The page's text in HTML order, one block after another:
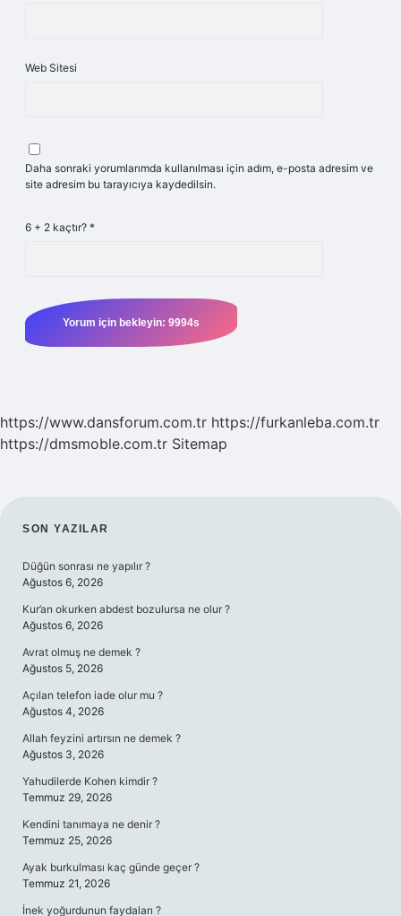
Web Sitesi
Daha sonraki yorumlarımda kullanılması için adım, e-posta adresim ve
site adresim bu tarayıcıya kaydedilsin.
6 + 2 kaçtır? *
https://www.dansforum.com.tr https://furkanleba.com.tr
https://dmsmoble.com.tr Sitemap
SIDEBAR
SON YAZILAR
Düğün sonrası ne yapılır ?
Ağustos 6, 2026
Kur’an okurken abdest bozulursa ne olur ?
Ağustos 6, 2026
Avrat olmuş ne demek ?
Ağustos 5, 2026
Açılan telefon iade olur mu ?
Ağustos 4, 2026
Allah feyzini artırsın ne demek ?
Ağustos 3, 2026
Yahudilerde Kohen kimdir ?
Temmuz 29, 2026
Kendini tanımaya ne denir ?
Temmuz 25, 2026
Ayak burkulması kaç günde geçer ?
Temmuz 21, 2026
İnek yoğurdunun faydaları ?